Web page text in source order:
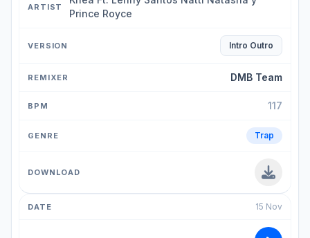
Prince Royce
Intro Outro
DMB Team
117
Trap
15 Nov